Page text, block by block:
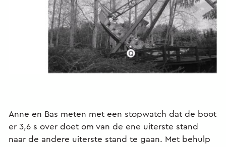
Anne en Bas meten met een stopwatch dat de boot
er 3,6 s over doet om van de ene uiterste stand
naar de andere uiterste stand te gaan. Met behulp